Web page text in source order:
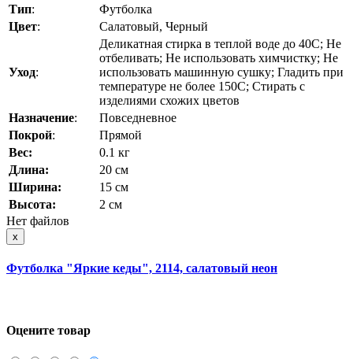
Тип:
Футболка
Цвет: Салатовый, Черный
Уход:
Деликатная стирка в теплой воде до 40C; Не
отбеливать; Не использовать химчистку; Не
использовать машинную сушку; Гладить при
температуре не более 150C; Стирать с
изделиями схожих цветов
Назначение:
Повседневное
Покрой:
Прямой
Вес:
0.1 кг
Длина:
20 см
Ширина:
15 см
Высота:
2 см
Нет файлов
x
Футболка "Яркие кеды", 2114, салатовый неон
Оцените товар